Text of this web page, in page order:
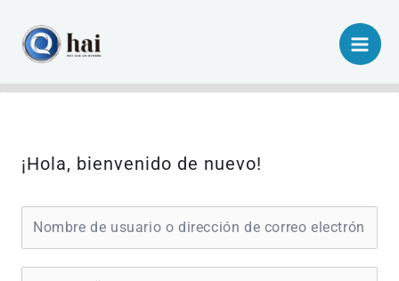
contenido
¡Hola, bienvenido de nuevo!